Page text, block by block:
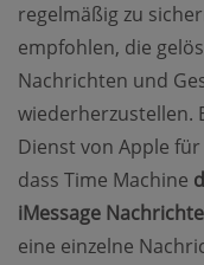
regelmäßig zu
empfohlen, die
Nachrichten und
wiederherzustellen.
Dienst von Apple
dass Time Machine
iMessage
eine einzelne